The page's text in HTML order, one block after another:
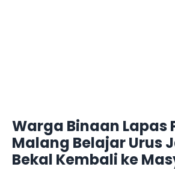
Warga Binaan Lapas
Malang Belajar Urus
Bekal Kembali ke